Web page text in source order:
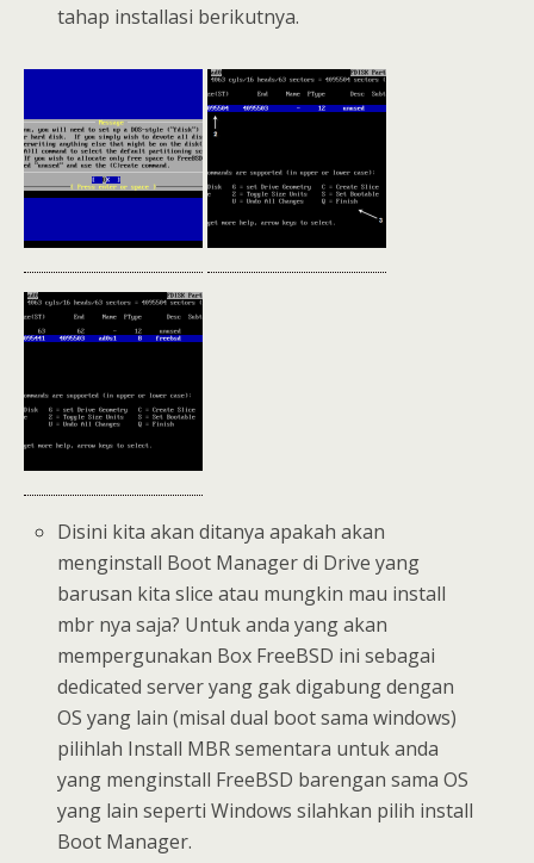
tahap installasi berikutnya.
Disini kita akan ditanya apakah akan
menginstall Boot Manager di Drive yang
barusan kita slice atau mungkin mau install
mbr nya saja? Untuk anda yang akan
mempergunakan Box FreeBSD ini sebagai
dedicated server yang gak digabung dengan
OS yang lain (misal dual boot sama windows)
pilihlah Install MBR sementara untuk anda
yang menginstall FreeBSD barengan sama OS
yang lain seperti Windows silahkan pilih install
Boot Manager.